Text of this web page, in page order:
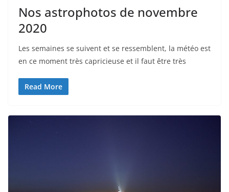
Nos astrophotos de novembre
2020
Les semaines se suivent et se ressemblent, la météo est
en ce moment très capricieuse et il faut être très
Read More